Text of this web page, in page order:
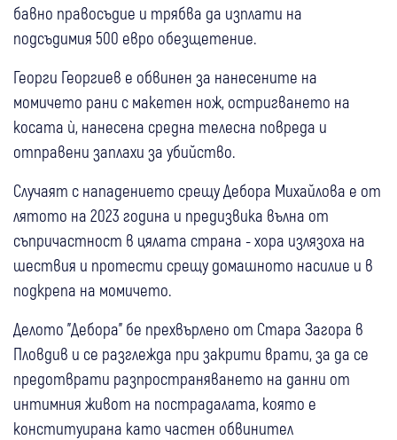
бавно правосъдие и трябва да изплати на
подсъдимия 500 евро обезщетение.
Георги Георгиев е обвинен за нанесените на
момичето рани с макетен нож, остригването на
косата ѝ, нанесена средна телесна повреда и
отправени заплахи за убийство.
Случаят с нападението срещу Дебора Михайлова е от
лятото на 2023 година и предизвика вълна от
съпричастност в цялата страна - хора излязоха на
шествия и протести срещу домашното насилие и в
подкрепа на момичето.
Делото "Дебора" бе прехвърлено от Стара Загора в
Пловдив и се разглежда при закрити врати, за да се
предотврати разпространяването на данни от
интимния живот на пострадалата, която е
конституирана като частен обвинител